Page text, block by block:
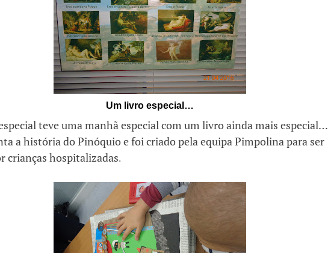
Um livro especial…
teve uma manhã especial com um livro ainda mais especial…
a história do Pinóquio e foi criado pela equipa Pimpolina para ser
crianças hospitalizadas.